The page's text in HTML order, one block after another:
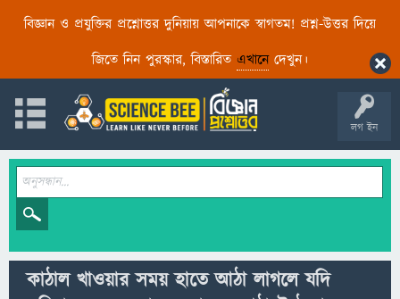
বিজ্ঞান ও প্রযুক্তির প্রশ্নোত্তর দুনিয়ায় আপনাকে স্বাগতম! প্রশ্ন-উত্তর দিয়ে
জিতে নিন পুরস্কার, বিস্তারিত এখানেদেখুন।
লগ ইন
কাঠাল খাওয়ার সময় হাতে আঠা লাগলে যদি